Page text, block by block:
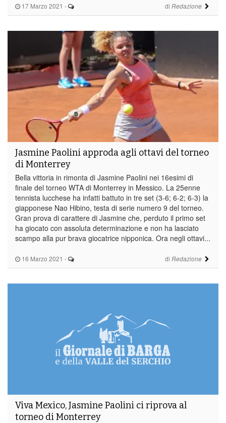
17 Marzo 2021 - di Redazione
16 Marzo 2021 - di Redazione
Jasmine Paolini approda agli ottavi del torneo
di Monterrey
Bella vittoria in rimonta di Jasmine Paolini nei 16esimi di
finale del torneo WTA di Monterrey in Messico. La 25enne
tennista lucchese ha infatti battuto in tre set (3-6; 6-2; 6-3) la
giapponese Nao Hibino, testa di serie numero 9 del torneo.
Gran prova di carattere di Jasmine che, perduto il primo set
ha giocato con assoluta determinazione e non ha lasciato
scampo alla pur brava giocatrice nipponica. Ora negli ottavi...
Viva Mexico, Jasmine Paolini ci riprova al
torneo di Monterrey